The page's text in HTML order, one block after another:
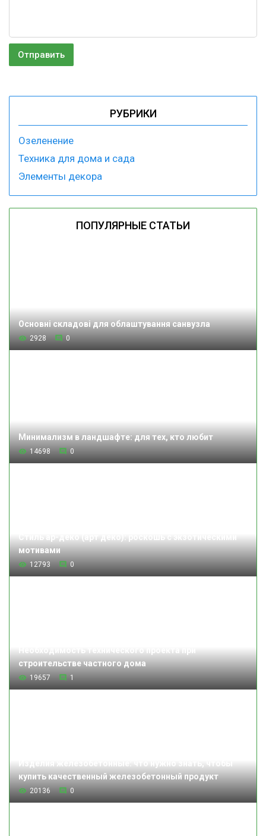
РУБРИКИ
Озеленение
Техника для дома и сада
Элементы декора
ПОПУЛЯРНЫЕ СТАТЬИ
Основні складові для облаштування санвузла
2928 0
Минимализм в ландшафте: для тех, кто любит
14698 0
Стиль ар-деко (арт деко): роскошь с экзотическими
мотивами
12793 0
Необходимость технического проекта при
строительстве частного дома
19657 1
Изделия железобетонные: что нужно знать, чтобы
купить качественный железобетонный продукт
20136 0